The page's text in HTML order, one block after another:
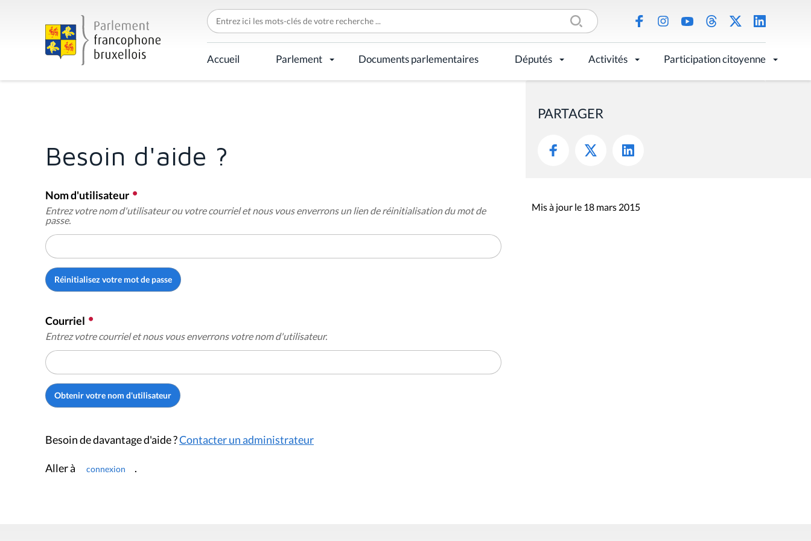
C
h
e
r
c
h
Accueil Parlement Documents parlementaires Députés Activités Participation citoyenne
Besoin d'aide ?
Nom d'utilisateur
Entrez votre nom d'utilisateur ou votre courriel et nous vous enverrons un lien de réinitialisation du mot de
passe.
Courriel
Entrez votre courriel et nous vous enverrons votre nom d'utilisateur.
Besoin de davantage d'aide ?Contacter un administrateur
Aller à connexion .
PARTAGER
Mis à jour le 18 mars 2015